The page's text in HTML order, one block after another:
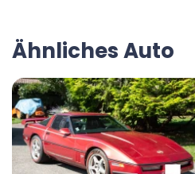
Ähnliches Auto